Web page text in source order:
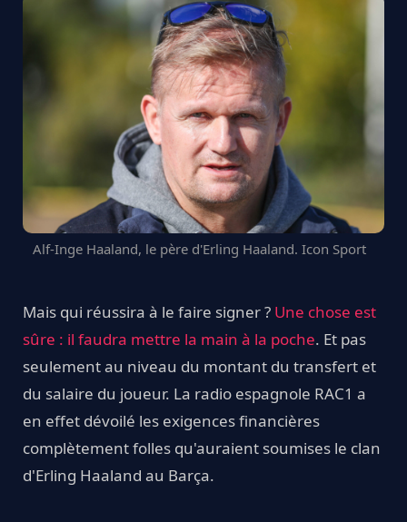
Alf-Inge Haaland, le père d'Erling Haaland. Icon Sport
Mais qui réussira à le faire signer ? Une chose est
sûre : il faudra mettre la main à la poche. Et pas
seulement au niveau du montant du transfert et
du salaire du joueur. La radio espagnole RAC1 a
en effet dévoilé les exigences financières
complètement folles qu'auraient soumises le clan
d'Erling Haaland au Barça.